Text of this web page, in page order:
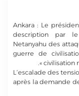
Ankara : Le
description par
Netanyahu des
guerre de
civilisation
L’escalade des
après la demande